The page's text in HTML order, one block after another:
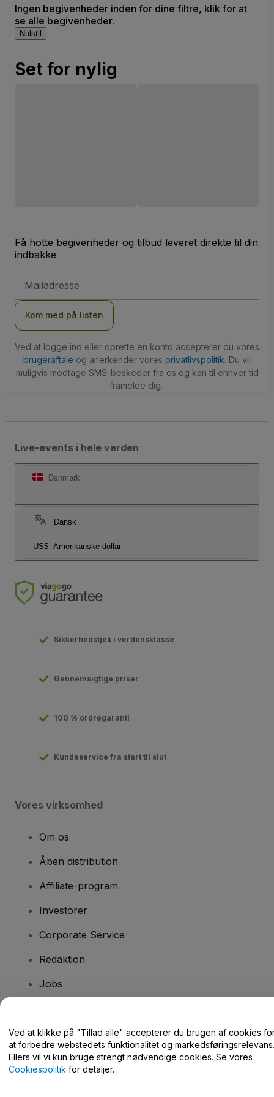
Ingen begivenheder inden for dine filtre, klik for at
se alle begivenheder.
Nulstil
Set for nylig
Få hotte begivenheder og tilbud leveret direkte til din
indbakke
adresse
Kom med på listen
Ved at logge ind eller oprette en konto accepterer du vores
brugeraftale og anerkender vores privatlivspolitik. Du vil
muligvis modtage SMS-beskeder fra os og kan til enhver tid
framelde dig.
Live-events i hele verden
Danmark
Dansk
US$ Amerikanske dollar
Sikkerhedstjek i verdensklasse
Gennemsigtige priser
100 % ordregaranti
Kundeservice fra start til slut
Vores virksomhed
Om os
Åben distribution
Affiliate-program
Investorer
Corporate Service
Redaktion
Jobs
Har du spørgsmål?
Hjælpecenter / Kontakt os
Ved at klikke på "Tillad alle" accepterer du brugen af cookies
at forbedre webstedets funktionalitet og markedsføringsrelevans.
Ellers vil vi kun bruge strengt nødvendige cookies. Se vores
Cookiespolitik for detaljer.